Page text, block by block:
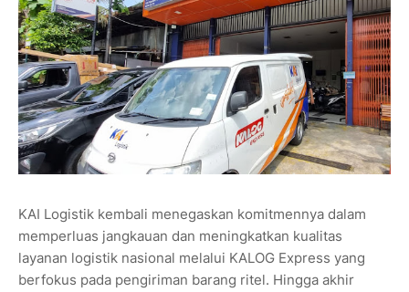
KAI Logistik kembali menegaskan komitmennya dalam
memperluas jangkauan dan meningkatkan kualitas
layanan logistik nasional melalui KALOG Express yang
berfokus pada pengiriman barang ritel. Hingga akhir